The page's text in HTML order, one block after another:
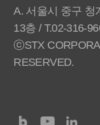
A. 서울시 중구 청
13층 / T.02-316-
ⓒSTX
RESERVED.